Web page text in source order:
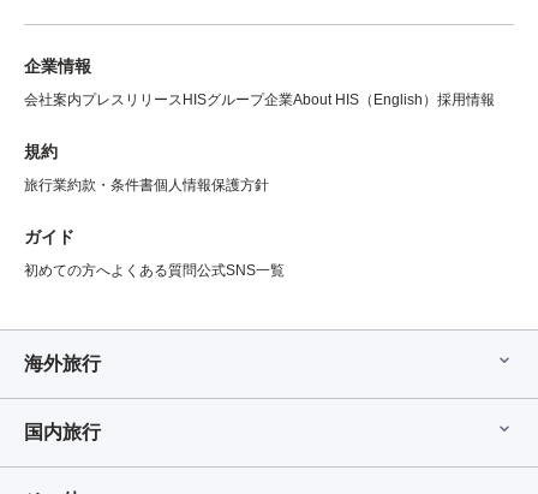
企業情報
会社案内プレスリリース HISグループ企業About HIS（English） 採用情報
規約
旅行業約款・条件書個人情報保護方針
ガイド
初めての方へよくある質問公式SNS一覧
海外旅行
国内旅行